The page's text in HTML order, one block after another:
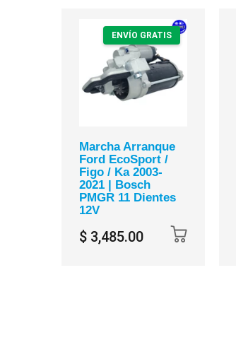
ENVÍO GRATIS
Marcha Arranque
Ford EcoSport /
Figo / Ka 2003-
2021 | Bosch
PMGR 11 Dientes
12V
$ 3,485.00